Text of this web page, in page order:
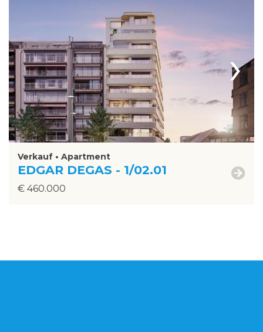
›
Verkauf • Apartment
EDGAR DEGAS - 1/02.01
€ 460.000